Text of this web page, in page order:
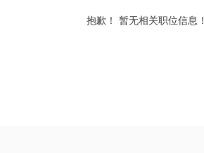
抱歉！ 暂无相关职位信息！